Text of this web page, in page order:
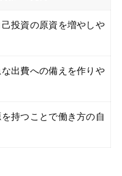
投資の原資を増やしや
出費への備えを作りや
持つことで働き方の自